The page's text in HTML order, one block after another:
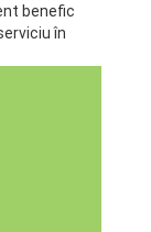
benefic
în